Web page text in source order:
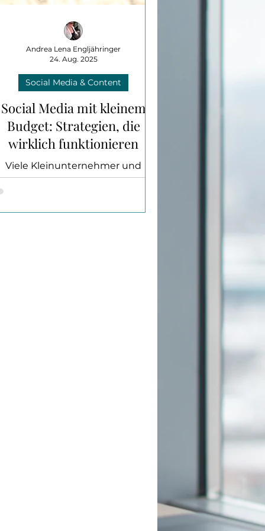
Social Media mit kleinem
Budget: Strategien, die
wirklich funktionieren
Viele Kleinunternehmer und
Selbstständige glauben, dass
Social Media & Content
Andrea Lena Engljähringer
24. Aug. 2025